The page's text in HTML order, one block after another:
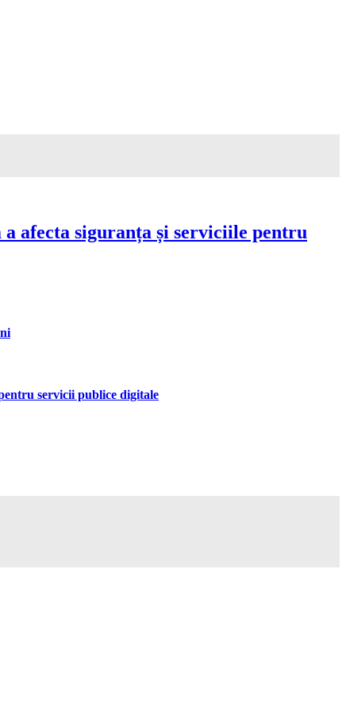
afecta siguranța și serviciile pentru
servicii publice digitale